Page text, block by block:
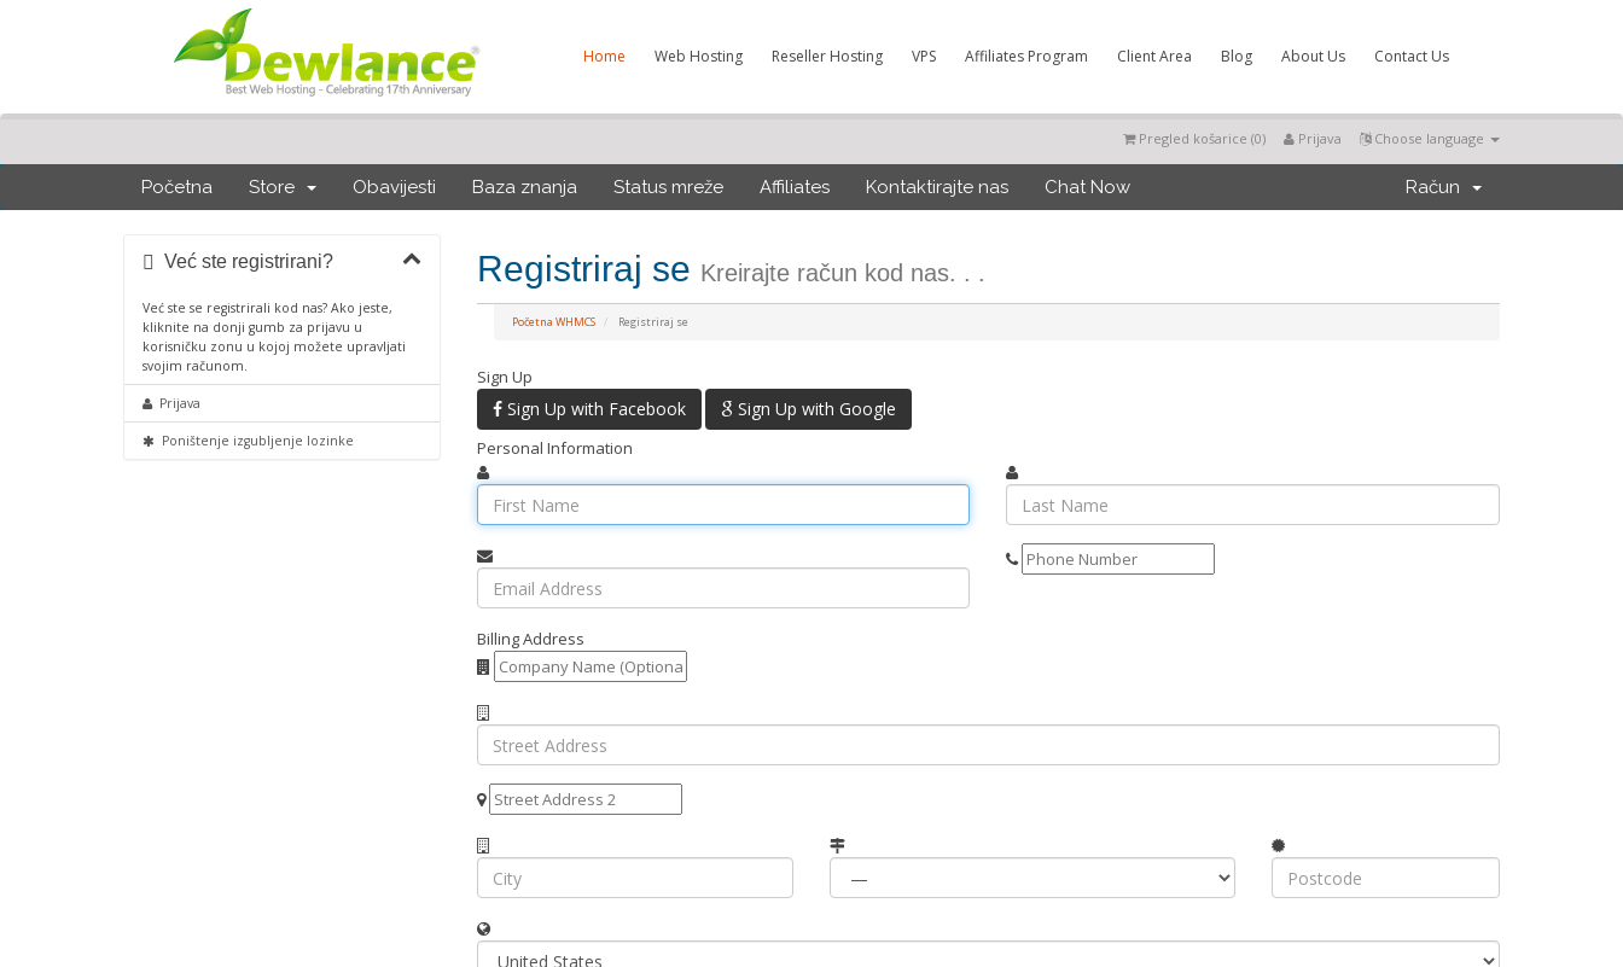
Home Web Hosting Reseller Hosting VPS Affiliates Program Client Area Blog About Us Contact Us
Choose language
Prijava
Pregled košarice (0)
Početna Store Obavijesti Baza znanja Status mreže Affiliates Kontaktirajte nas Chat Now Račun
Registriraj se Kreirajte račun kod nas. . .
Početna WHMCS Registriraj se
Već ste registrirani?
Već ste se registrirali kod nas? Ako jeste,
kliknite na donji gumb za prijavu u
korisničku zonu u kojoj možete upravljati
svojim računom.
Prijava
Poništenje izgubljenje lozinke
Sign Up
Sign Up with Facebook Sign Up with Google
Personal Information
Billing Address